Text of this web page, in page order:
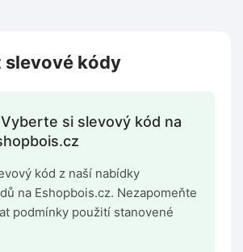
kódy
Vyberte si slevový kód na
kód z naší nabídky
na Eshopbois.cz. Nezapomeňte
podmínky použití stanovené